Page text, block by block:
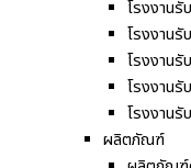
โรงงาน
โรงงาน
โรงงาน
โรงงาน
โรงงาน
ผลิตภัณฑ์